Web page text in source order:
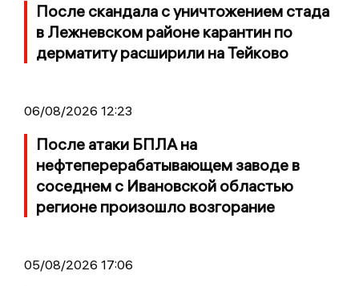
После скандала с уничтожением стада
в Лежневском районе карантин по
дерматиту расширили на Тейково
06/08/2026 12:23
После атаки БПЛА на
нефтеперерабатывающем заводе в
соседнем с Ивановской областью
регионе произошло возгорание
05/08/2026 17:06